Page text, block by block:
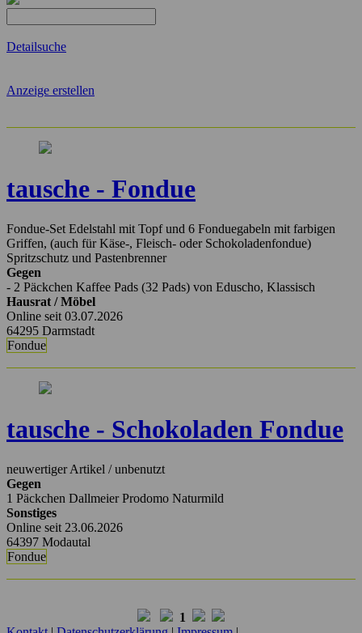
Detailsuche
Anzeige erstellen
tausche - Fondue
Fondue-Set Edelstahl mit Topf und 6 Fonduegabeln mit farbigen
Griffen, (auch für Käse-, Fleisch- oder Schokoladenfondue)
Spritzschutz und Pastenbrenner
Gegen
- 2 Päckchen Kaffee Pads (32 Pads) von Eduscho, Klassisch
Hausrat / Möbel
Online seit 03.07.2026
64295 Darmstadt
Fondue
tausche - Schokoladen Fondue
neuwertiger Artikel / unbenutzt
Gegen
1 Päckchen Dallmeier Prodomo Naturmild
Sonstiges
Online seit 23.06.2026
64397 Modautal
Fondue
1